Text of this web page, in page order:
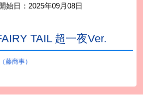
始日： 2025年09月08日
TAIL 超一夜Ver.
藤商事）